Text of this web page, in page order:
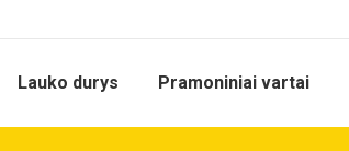
Lauko durys Pramoniniai vartai